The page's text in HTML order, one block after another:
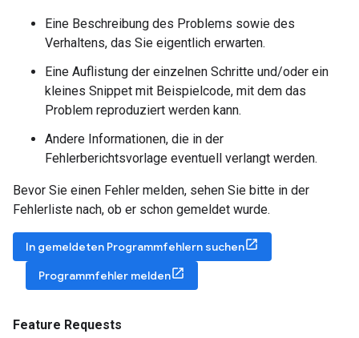
Eine Beschreibung des Problems sowie des
Verhaltens, das Sie eigentlich erwarten.
Eine Auflistung der einzelnen Schritte und/oder ein
kleines Snippet mit Beispielcode, mit dem das
Problem reproduziert werden kann.
Andere Informationen, die in der
Fehlerberichtsvorlage eventuell verlangt werden.
Bevor Sie einen Fehler melden, sehen Sie bitte in der
Fehlerliste nach, ob er schon gemeldet wurde.
In gemeldeten Programmfehlern suchen
Programmfehler melden
Feature Requests